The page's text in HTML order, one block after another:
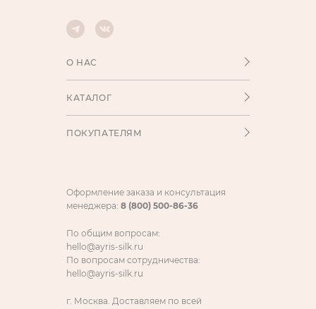
О НАС
КАТАЛОГ
ПОКУПАТЕЛЯМ
Оформление заказа и консультация
менеджера: 8 (800) 500-86-36
По общим вопросам:
hello@ayris-silk.ru
По вопросам сотрудничества:
hello@ayris-silk.ru
г. Москва. Доставляем по всей